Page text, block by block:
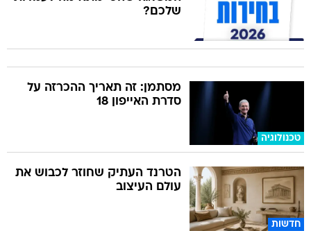
שלכם?
טכנולוגיה
מסתמן: זה תאריך ההכרזה על
סדרת האייפון 18
חדשות
הטרנד העתיק שחוזר לכבוש את
עולם העיצוב